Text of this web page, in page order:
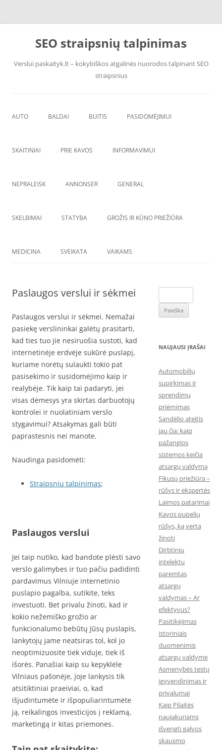
Pereiti
SEO straipsnių talpinimas
Verslui paskaityk.lt – kokybiškos atgalinės nuorodos talpinant SEO
straipsnius
AUTO
PADANGOS
BALDAI BUITIS
ĮRANGA
ŠVAROS PREKĖS
PASIDOMĖJIMUI
SKAITINIAI PRIE KAVOS INFORMAVIMUI
NEPRALEISK ANNONSER GENERAL
SKELBIMAI STATYBA GROŽIS IR KŪNO PRIEŽIŪRA
MEDICINA SVEIKATA VAIKAMS
Paslaugos verslui ir sėkmei
Paslaugos verslui ir sėkmei. Nemažai
pasiekę verslininkai galėtų prasitarti,
kad ties tuo jie nesiruošia sustoti, kad
internetinėje erdvėje sukūrė puslapį,
kuriame norėtų sulaukti tokio pat
pasisekimo ir susidomėjimo kaip ir
realybėje. Tik kaip tai padaryti, jei
visas dėmesys yra skirtas darbuotojų
kontrolei ir nuolatiniam verslo
stygavimui? Atsakymas gali būti
paprastesnis nei manote.
Naudinga pasidomėti:
Straipsniu talpinimas;
Paslaugos verslui
Jei taip nutiko, kad bandote plėsti savo
verslo galimybes ir tuo pačiu padidinti
pardavimus Vilniuje internetinio
puslapio pagalba, sutikite, teks
investuoti. Bet privalu žinoti, kad ir
kokio nežemiško grožio ar
funkcionalumo bebūtų Jūsų puslapis,
lankytojų jame neatsiras tol, kol jo
neoptimizuosite tiek viduje, tiek iš
išorės. Panašiai kaip su kepyklėle
Vilniaus pašonėje, joje lankysis tik
atsitiktiniai praeiviai, o, kad
išjudintumėte ir išpopuliarintumėte
ją, reikalingos investicijos į reklamą,
marketingą ir kitas priemones.
NAUJAUSI ĮRAŠAI
Automobilių
supirkimas ir
sprendimų
priėmimas
Sandėlio ateitis
jau čia: kaip
pažangios
sistemos keičia
atsargų valdymą
Fikusų priežiūra –
rūšys ir ekspertės
Laimos patarimai
Kavos pupelių
rūšys, ką verta
žinoti
Dirbtiniu
intelektu
paremtas
atsargų
valdymas – Ar
efektyvus?
Pasitikėjimas
istoriniais
duomenimis
atsargų valdyme
Asmenybės testų
įgyvendinimas ir
privalumai
Kaip Pilaitės
naujakuriams
išvengti galvos
skausmo